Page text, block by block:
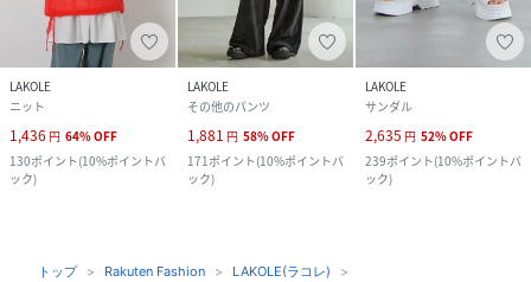
LAKOLE
ニット
1,436 円 64%OFF
130ポイント(10%ポイントバ
ック)
LAKOLE
その他のパンツ
1,881 円 58%OFF
171ポイント(10%ポイントバ
ック)
LAKOLE
サンダル
2,635 円 52%OFF
239ポイント(10%ポイントバ
ック)
トップ Rakuten Fashion
LAKOLE(ラコレ)